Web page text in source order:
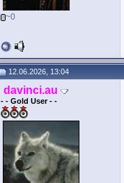
~0
12.06.2026, 13:04
davinci.au
- - Gold User - -